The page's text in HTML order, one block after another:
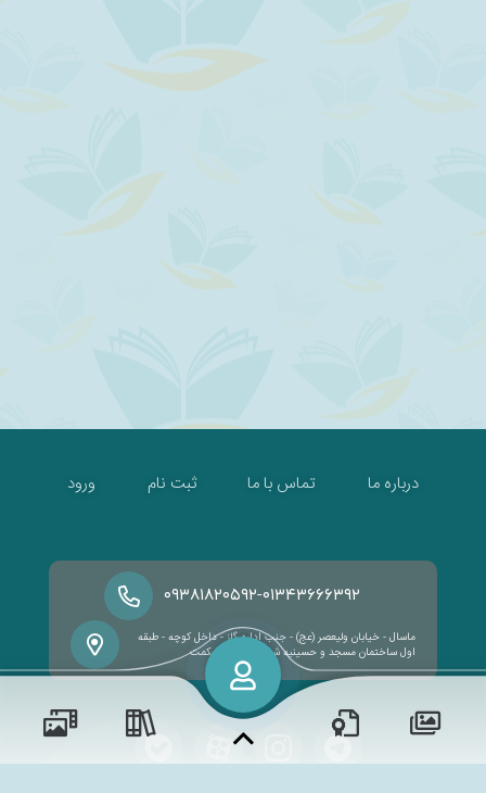
درباره ما تماس با ما ثبت نام ورود
ماسال - خیابان ولیعصر (عج) - جنب اداره گاز - داخل کوچه - طبقه
اول ساختمان مسجد و حسینیه شهدا - مدرسه حکمت
۰۱۳۴۳۶۶۶۳۹۲-۰۹۳۸۱۸۲۰۵۹۲